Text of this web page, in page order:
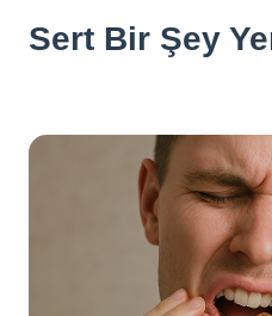
Sert Bir Şey